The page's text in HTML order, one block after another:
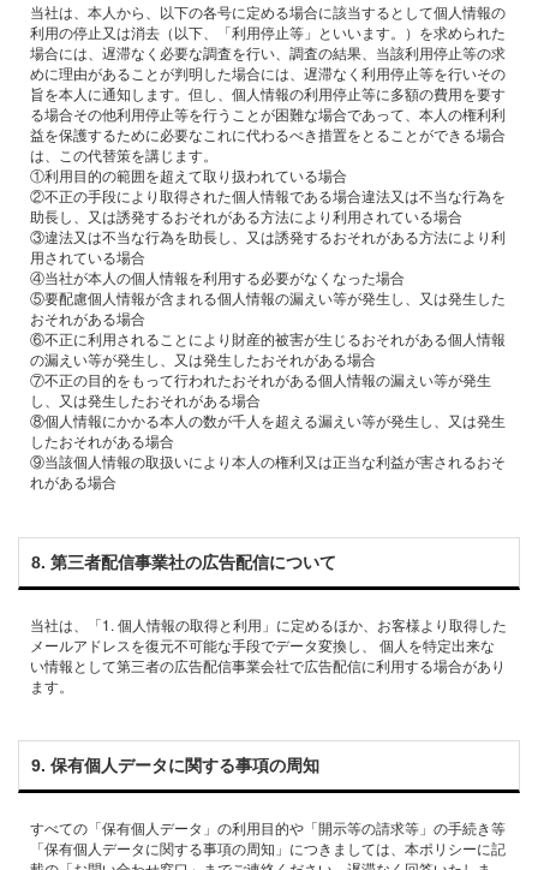
当社は、本⼈から、以下の各号に定める場合に該当するとして個⼈情報の
利⽤の停⽌⼜は消去（以下、「利⽤停⽌等」といいます。）を求められた
場合には、遅滞なく必要な調査を⾏い、調査の結果、当該利⽤停⽌等の求
めに理由があることが判明した場合には、遅滞なく利⽤停⽌等を⾏いその
旨を本⼈に通知します。但し、個⼈情報の利⽤停⽌等に多額の費⽤を要す
る場合その他利⽤停⽌等を⾏うことが困難な場合であって、本⼈の権利利
益を保護するために必要なこれに代わるべき措置をとることができる場合
は、この代替策を講じます。
①利⽤⽬的の範囲を超えて取り扱われている場合
②不正の⼿段により取得された個⼈情報である場合違法⼜は不当な⾏為を
助⻑し、⼜は誘発するおそれがある⽅法により利⽤されている場合
③違法⼜は不当な⾏為を助⻑し、⼜は誘発するおそれがある⽅法により利
⽤されている場合
④当社が本⼈の個⼈情報を利⽤する必要がなくなった場合
⑤要配慮個⼈情報が含まれる個⼈情報の漏えい等が発⽣し、⼜は発⽣した
おそれがある場合
⑥不正に利⽤されることにより財産的被害が⽣じるおそれがある個⼈情報
の漏えい等が発⽣し、⼜は発⽣したおそれがある場合
⑦不正の⽬的をもって⾏われたおそれがある個⼈情報の漏えい等が発⽣
し、⼜は発⽣したおそれがある場合
⑧個⼈情報にかかる本⼈の数が千⼈を超える漏えい等が発⽣し、⼜は発⽣
したおそれがある場合
⑨当該個⼈情報の取扱いにより本⼈の権利⼜は正当な利益が害されるおそ
8. 第三者配信事業社の広告配信について
当社は、「1. 個⼈情報の取得と利⽤」に定めるほか、お客様より取得した
メールアドレスを復元不可能な⼿段でデータ変換し、 個⼈を特定出来な
い情報として第三者の広告配信事業会社で広告配信に利⽤する場合があり
9. 保有個⼈データに関する事項の周知
すべての「保有個⼈データ」の利⽤⽬的や「開⽰等の請求等」の⼿続き等
「保有個⼈データに関する事項の周知」につきましては、本ポリシーに記